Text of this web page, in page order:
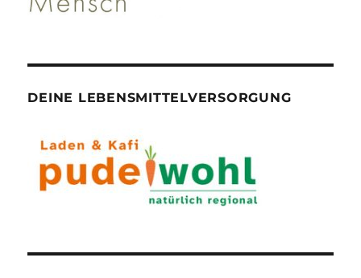
DEINE LEBENSMITTELVERSORGUNG